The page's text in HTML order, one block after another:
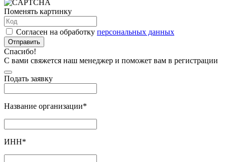
Поменять картинку
Согласен на обработку персональных данных
Отправить
Спасибо!
С вами свяжется наш менеджер и поможет вам в регистрации
Подать заявку
Название организации*
ИНН*